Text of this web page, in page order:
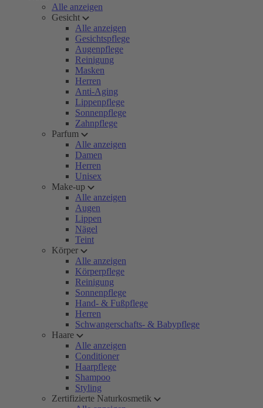
Alle anzeigen
Gesicht
Alle anzeigen
Gesichtspflege
Augenpflege
Reinigung
Masken
Herren
Anti-Aging
Lippenpflege
Sonnenpflege
Zahnpflege
Parfum
Alle anzeigen
Damen
Herren
Unisex
Make-up
Alle anzeigen
Augen
Lippen
Nägel
Teint
Körper
Alle anzeigen
Körperpflege
Reinigung
Sonnenpflege
Hand- & Fußpflege
Herren
Schwangerschafts- & Babypflege
Haare
Alle anzeigen
Conditioner
Haarpflege
Shampoo
Styling
Zertifizierte Naturkosmetik